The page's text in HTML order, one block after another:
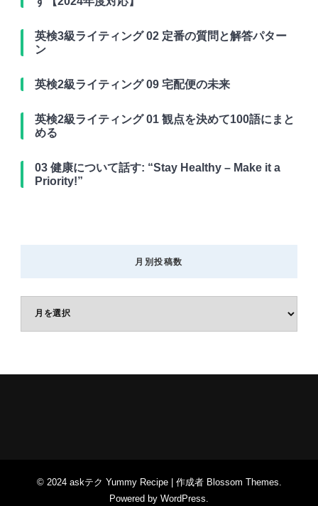
英検3級ライティング 02 定番の質問と解答パター
ン
英検2級ライティング 09 宅配便の未来
英検2級ライティング 01 観点を決めて100語にまと
める
03 健康について話す: “Stay Healthy – Make it a
Priority!”
月別投稿数
数
© 2024 askテク Yummy Recipe | 作成者 Blossom Themes
Powered by WordPress